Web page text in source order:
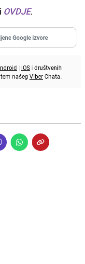
OVDJE.
Google izvore
| iOS i društvenih
našeg ViberChata.